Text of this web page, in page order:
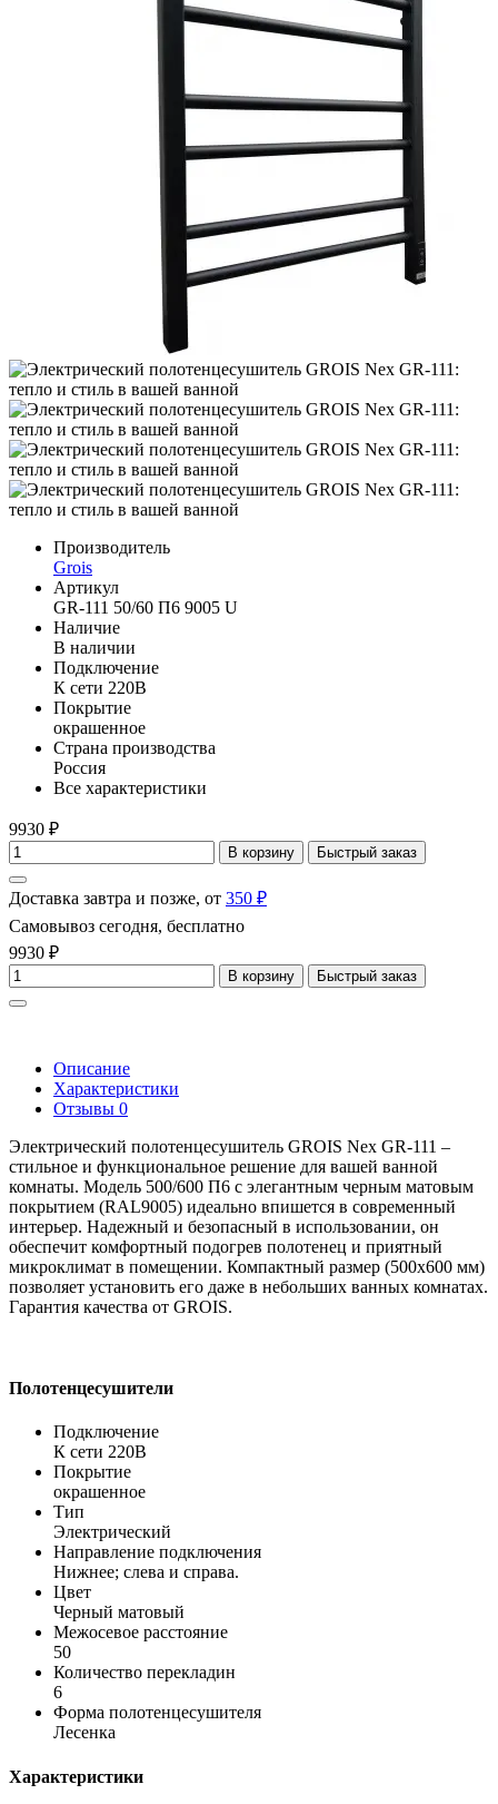
Производитель
Grois
Артикул
GR-111 50/60 П6 9005 U
Наличие
В наличии
Подключение
К сети 220В
Покрытие
окрашенное
Страна производства
Россия
Все характеристики
9930 ₽
В корзину Быстрый заказ
Доставка завтра и позже, от 350 ₽
Самовывоз сегодня, бесплатно
9930 ₽
В корзину Быстрый заказ
Описание
Характеристики
Отзывы 0
Электрический полотенцесушитель GROIS Nex GR-111 –
стильное и функциональное решение для вашей ванной
комнаты. Модель 500/600 П6 с элегантным черным матовым
покрытием (RAL9005) идеально впишется в современный
интерьер. Надежный и безопасный в использовании, он
обеспечит комфортный подогрев полотенец и приятный
микроклимат в помещении. Компактный размер (500х600 мм)
позволяет установить его даже в небольших ванных комнатах.
Гарантия качества от GROIS.
Полотенцесушители
Подключение
К сети 220В
Покрытие
окрашенное
Тип
Электрический
Направление подключения
Нижнее; слева и справа.
Цвет
Черный матовый
Межосевое расстояние
50
Количество перекладин
6
Форма полотенцесушителя
Лесенка
Характеристики